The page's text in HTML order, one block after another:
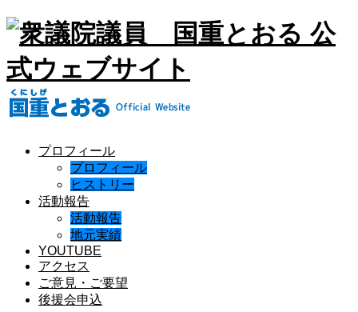
プロフィール
プロフィール
ヒストリー
活動報告
活動報告
地元実績
YOUTUBE
アクセス
ご意見・ご要望
後援会申込